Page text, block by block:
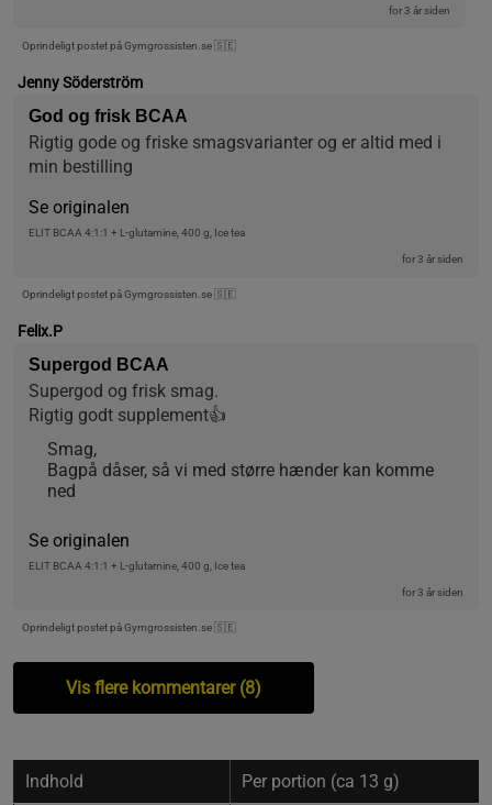
for 3 år siden
Oprindeligt postet på Gymgrossisten.se 🇸🇪
Jenny Söderström
God og frisk BCAA
Rigtig gode og friske smagsvarianter og er altid med i
min bestilling
Se originalen
ELIT BCAA 4:1:1 + L-glutamine, 400 g, Ice tea
for 3 år siden
Oprindeligt postet på Gymgrossisten.se 🇸🇪
Felix.P
Supergod BCAA
Supergod og frisk smag.
Rigtig godt supplement👍
Smag,
Bagpå dåser, så vi med større hænder kan komme
ned
Se originalen
ELIT BCAA 4:1:1 + L-glutamine, 400 g, Ice tea
for 3 år siden
Oprindeligt postet på Gymgrossisten.se 🇸🇪
Vis flere kommentarer (8)
Indhold Per portion (ca 13 g)